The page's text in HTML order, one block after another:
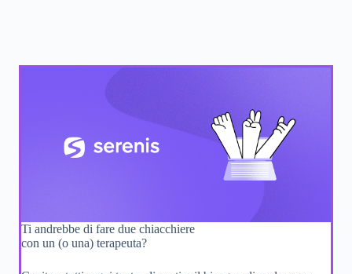
Ti andrebbe di fare due chiacchiere
con un (o una) terapeuta?